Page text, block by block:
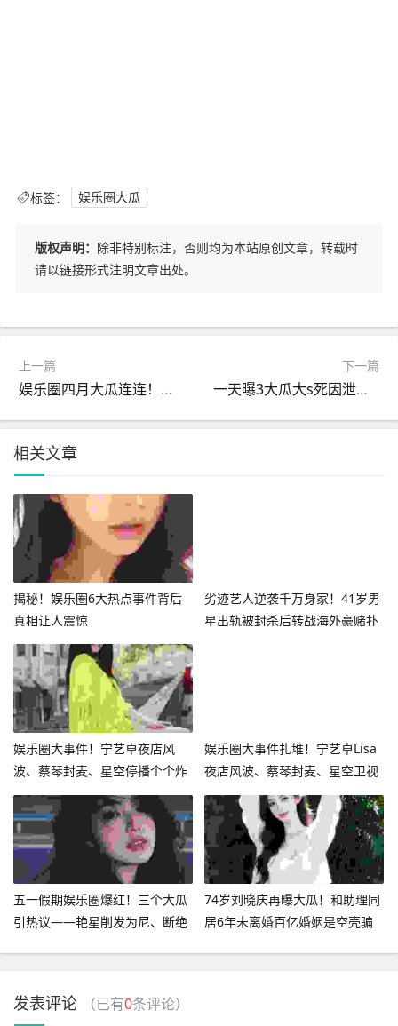
标签： 娱乐圈大瓜
版权声明： 除非特别标注，否则均为本站原创文章，转载时
请以链接形式注明文章出处。
上一篇
娱乐圈四月大瓜连连！娜扎放话人比角色美全红婵遭网暴报警内幕
下一篇
一天曝3大瓜大s死因泄露、洪金宝暴瘦某顶流亲戚作恶曝光
相关文章
揭秘！娱乐圈6大热点事件背后
真相让人震惊
劣迹艺人逆袭千万身家！41岁男
星出轨被封杀后转战海外豪赌扑
娱乐圈大事件！宁艺卓夜店风
波、蔡琴封麦、星空停播个个炸
热搜
娱乐圈大事件扎堆！宁艺卓Lisa
夜店风波、蔡琴封麦、星空卫视
停播个个炸热搜
五一假期娱乐圈爆红！三个大瓜
引热议——艳星削发为尼、断绝
74岁刘晓庆再曝大瓜！和助理同
居6年未离婚百亿婚姻是空壳骗
发表评论 （已有0条评论）